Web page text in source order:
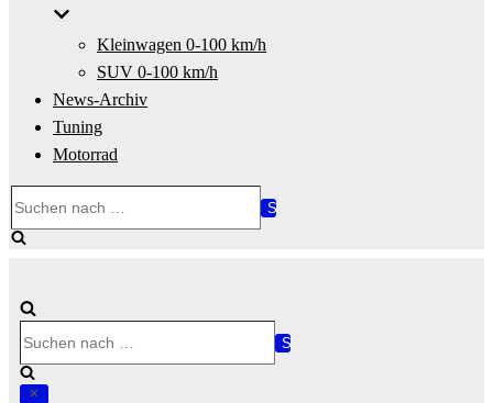
Kleinwagen 0-100 km/h
SUV 0-100 km/h
News-Archiv
Tuning
Motorrad
nach …
nach …